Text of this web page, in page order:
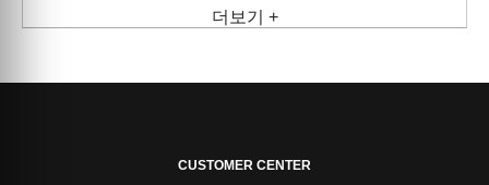
더보기 +
CUSTOMER CENTER